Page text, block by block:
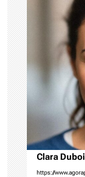
d
e
l
’
a
r
t
i
c
l
e Clara
https://